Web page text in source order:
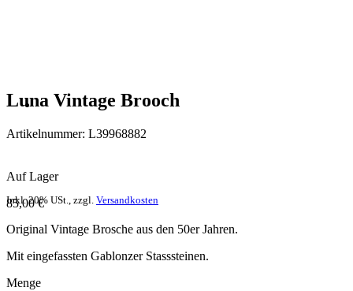
Luna Vintage Brooch
Artikelnummer: L39968882
Auf Lager
85,00 €
Inkl. 20% USt., zzgl. Versandkosten
Original Vintage Brosche aus den 50er Jahren.
Mit eingefassten Gablonzer Stasssteinen.
Menge